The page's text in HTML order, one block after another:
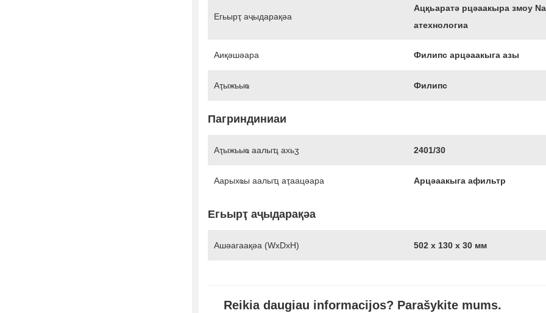
Егьырҭ аҷыдарақәа
Ацқьаратә рцәаакыра змоу
атехнологиа
Аиқәшәара Филипс арцәаакыга азы
Аҭыжьыҩ Филипс
Пагриндиниаи
Аҭыжьыҩ аалыҵ ахьӡ 2401/30
Аарыхҩы аалыҵ аҭаацәара Арцәаакыга афильтр
Егьырҭ аҷыдарақәа
Ашәагаақәа (WxDxH) 502 х 130 х 30 мм
Reikia daugiau informacijos? Parašykite mums.